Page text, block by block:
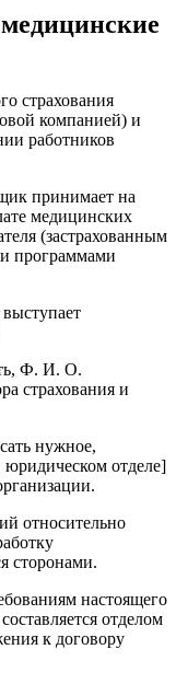
страхования
компанией) и
работников
принимает на
медицинских
(застрахованным
программами
Ф. И. О.
страхования и
нужное,
юридическом отделе]
относительно
сторонами.
настоящего
отделом
к договору